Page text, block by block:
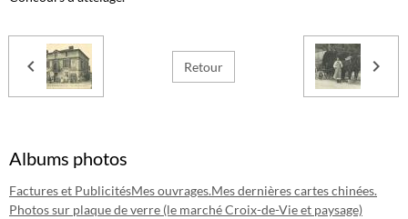
Retour
Albums photos
Factures et PublicitésMes ouvrages.Mes dernières cartes chinées.
Photos sur plaque de verre (le marché Croix-de-Vie et paysage)